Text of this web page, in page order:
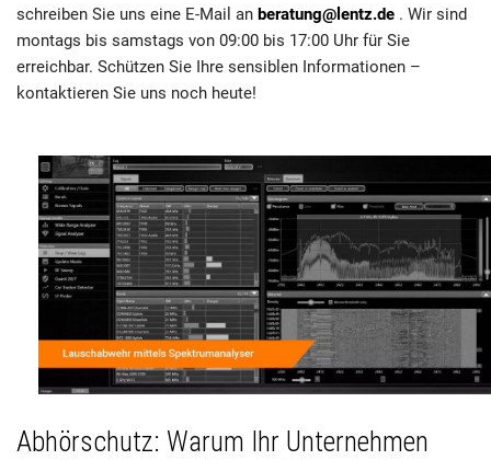
schreiben Sie uns eine E-Mail an beratung@lentz.de . Wir sind
montags bis samstags von 09:00 bis 17:00 Uhr für Sie
erreichbar. Schützen Sie Ihre sensiblen Informationen –
kontaktieren Sie uns noch heute!
Abhörschutz: Warum Ihr Unternehmen